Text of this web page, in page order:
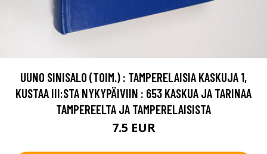
UUNO SINISALO (TOIM.) : TAMPERELAISIA KASKUJA 1,
KUSTAA III:STA NYKYPÄIVIIN : 653 KASKUA JA TARINAA
TAMPEREELTA JA TAMPERELAISISTA
7.5 EUR